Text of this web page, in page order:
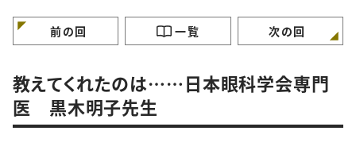
との付き合い方
前の回 一覧 次の回
教えてくれたのは……日本眼科学会専門
医 黒木明子先生